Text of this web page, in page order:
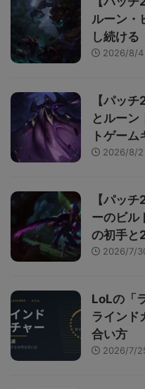
ルーン・
し続ける
2026/8/4
【パッ
とルーン
トゲー
2026/8/2
【パッ
ーのビル
の初手と
2026/7/
LoLの「
ラインド
合い方
2026/7/